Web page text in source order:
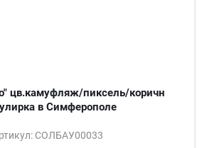
цв.камуфляж/пиксель/коричн
в Симферополе
СОЛБАУ00033